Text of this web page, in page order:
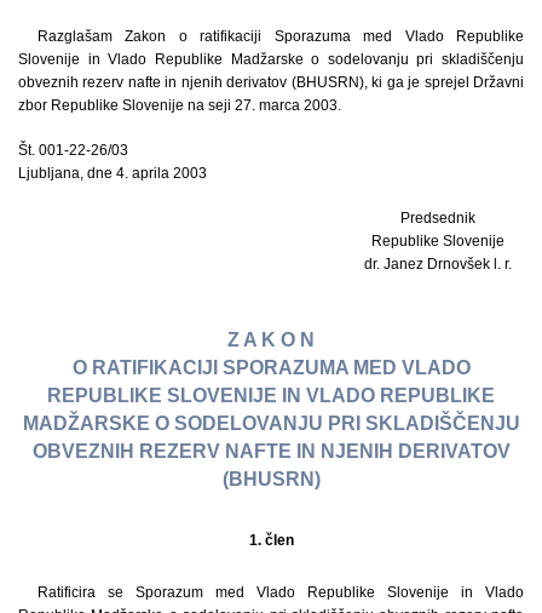
Razglašam Zakon o ratifikaciji Sporazuma med Vlado Republike
Slovenije in Vlado Republike Madžarske o sodelovanju pri skladiščenju
obveznih rezerv nafte in njenih derivatov (BHUSRN), ki ga je sprejel Državni
zbor Republike Slovenije na seji 27. marca 2003.
Št. 001-22-26/03
Ljubljana, dne 4. aprila 2003
Predsednik
Republike Slovenije
dr. Janez Drnovšek l. r.
Z A K O N
O RATIFIKACIJI SPORAZUMA MED VLADO
REPUBLIKE SLOVENIJE IN VLADO REPUBLIKE
MADŽARSKE O SODELOVANJU PRI SKLADIŠČENJU
OBVEZNIH REZERV NAFTE IN NJENIH DERIVATOV
(BHUSRN)
1. člen
Ratificira se Sporazum med Vlado Republike Slovenije in Vlado